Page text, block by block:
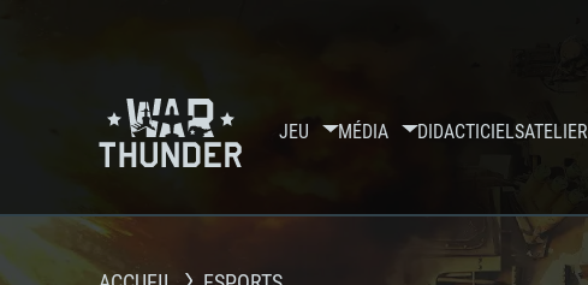
JEU MÉDIA DIDACTICIELSATELIER